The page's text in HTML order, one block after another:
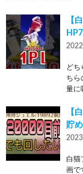
【
どち
ちら
量に
【
貯
白猫
画で